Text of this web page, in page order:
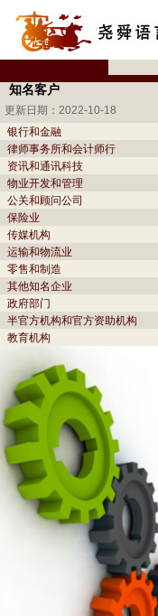
知名客户
更新日期：2022-10-18
银行和金融
律师事务所和会计师行
资讯和通讯科技
物业开发和管理
公关和顾问公司
保险业
传媒机构
运输和物流业
零售和制造
其他知名企业
政府部门
半官方机构和官方资助机构
教育机构